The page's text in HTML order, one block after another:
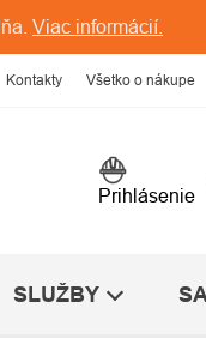
Viac informácií.
Kontakty Všetko o nákupe
Prihlásenie
SLUŽBY